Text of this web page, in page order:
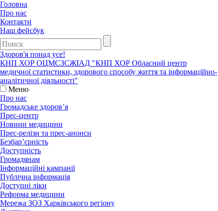
Головна
Про нас
Контакти
Наш фейсбук
Здоров'я понад усе!
КНП ХОР ОЦМСЗСЖIАД "КНП ХОР Обласний центр
медичної статистики, здорового способу життя та інформаційно-
аналітичної діяльності"
Меню
Про нас
Громадське здоров’я
Прес-центр
Новини медицини
Прес-релізи та прес-анонси
Безбар’єрність
Доступність
Громадянам
Інформаційні кампанії
Публічна інформація
Доступні ліки
Реформа медицини
Мережа ЗОЗ Харківського регіону